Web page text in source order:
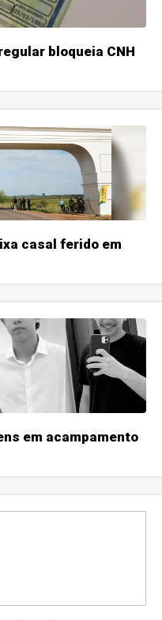
bloqueia CNH
casal ferido em
em acampamento